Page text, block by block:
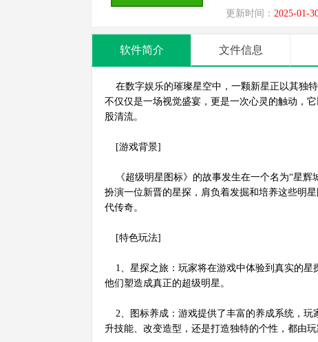
更新时间： 2025-01-
软件简介 文件信息
在数字娱乐的璀璨星空中，一颗新星正以其独
不仅仅是一场视觉盛宴，更是一次心灵的触动，
股清流。
[游戏背景]
《超级明星图标》的故事发生在一个名为“星辉
扮演一位新晋的星探，肩负着发掘和培养这些明
代传奇。
[特色玩法]
1、星探之旅：玩家将在游戏中体验到真实的星
他们塑造成真正的超级明星。
2、图标养成：游戏提供了丰富的养成系统，玩
升技能、改变造型，还是打造独特的个性，都由玩